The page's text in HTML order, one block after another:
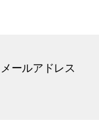
メールアドレス